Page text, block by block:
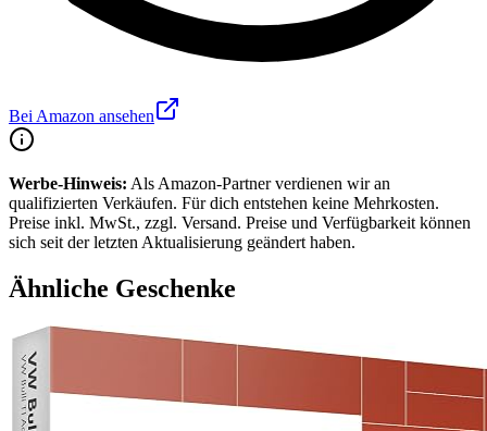
Bei Amazon ansehen
Werbe-Hinweis: Als Amazon-Partner verdienen wir an
qualifizierten Verkäufen. Für dich entstehen keine Mehrkosten.
Preise inkl. MwSt., zzgl. Versand. Preise und Verfügbarkeit können
sich seit der letzten Aktualisierung geändert haben.
Ähnliche Geschenke